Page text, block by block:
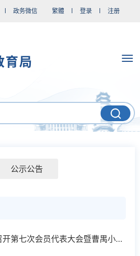
政务微信 繁體 登录 注册
育局
公示公告
潜江市教育学会召开第七次会员代表大会暨曹禺小学教研活动展示